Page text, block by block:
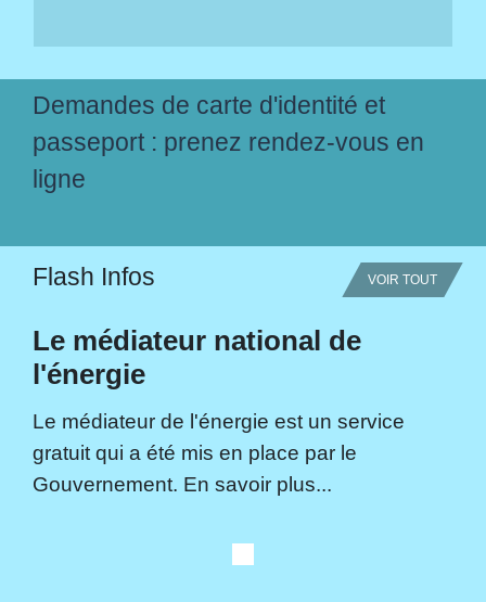
Demandes de carte d'identité et
passeport : prenez rendez-vous en
ligne
Flash Infos VOIR TOUT
Le médiateur national de
l'énergie
Le médiateur de l'énergie est un service
gratuit qui a été mis en place par le
Gouvernement. En savoir plus...